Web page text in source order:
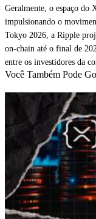
Geralmente, o espaço do
impulsionando o
Tokyo 2026, a Ripple
on-chain até o final de
entre os investidores da
Você Também Pode